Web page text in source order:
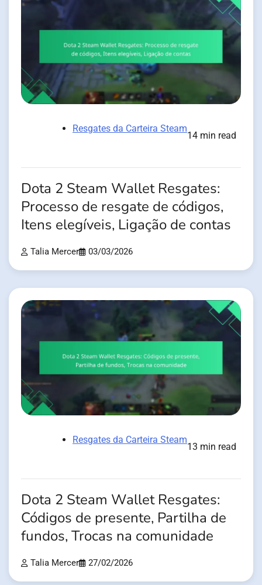
Resgates da Carteira Steam
14 min read
Dota 2 Steam Wallet Resgates:
Processo de resgate de códigos,
Itens elegíveis, Ligação de contas
Talia Mercer 03/03/2026
Resgates da Carteira Steam
13 min read
Dota 2 Steam Wallet Resgates:
Códigos de presente, Partilha de
fundos, Trocas na comunidade
Talia Mercer 27/02/2026